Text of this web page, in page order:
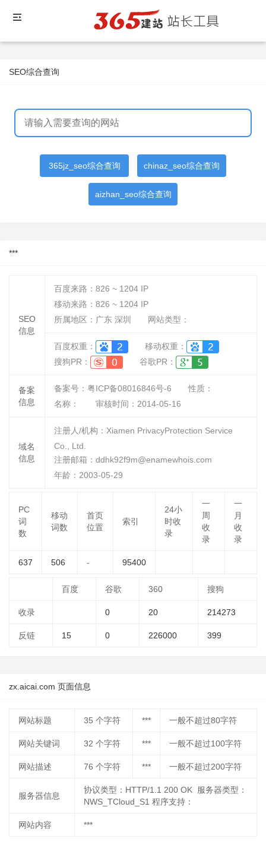
SEO综合查询
365jz_seo综合查询 chinaz_seo综合查询
aizhan_seo综合查询
***
SEO
信息
百度来路： 826 ~ 1204 IP
移动来路： 826 ~ 1204 IP
所属地区：广东 深圳
网站类型：
百度权重：
移动权重：
搜狗PR：
谷歌PR：
备案
信息
备案号：粤ICP备08016846号-6
性质：
名称：
审核时间： 2014-05-16
域名
信息
注册人/机构：Xiamen PrivacyProtection Service
Co., Ltd.
注册邮箱：ddhk92f9m@enamewhois.com
年龄：2003-05-29
PC
词
数
移动
词数
首页
位置
索引
24小
时收
录
一
周
收
录
一
月
收
录
637 506 - 95400
百度 谷歌 360 搜狗
收录 0 20 214273
反链 15 0 226000 399
zx.aicai.com 页面信息
网站标题 35 个字符 *** 一般不超过80字符
网站关键词 32 个字符 *** 一般不超过100字符
网站描述 76 个字符 *** 一般不超过200字符
服务器信息
协议类型：HTTP/1.1 200 OK 服务器类型：
NWS_TCloud_S1 程序支持：
网站内容 ***